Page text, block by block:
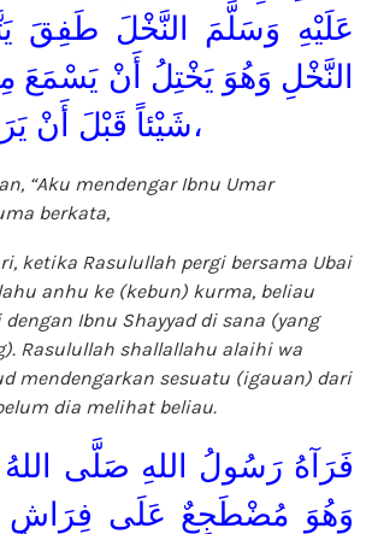
عَلَيْهِ وَسَلَّمَ النَّخْلَ طَفِقَ
النَّخْلِ وَهُوَ يَخْتِلُ أَنْ يَسْمَعَ
شَيْئاً قَبْلَ أَنْ يَرَاهُ ابْنُ صَيَّادٍ،
“Aku mendengar Ibnu Umar
berkata,
ketika Rasulullah pergi bersama Ubai
anhu ke (kebun) kurma, beliau
Ibnu Shayyad di sana (yang
Rasulullah shallallahu alaihi wa
mendengarkan sesuatu (igauan) dari
dia melihat beliau.
فَرَآهُ رَسُولُ اللهِ صَلَّى
وَهُوَ مُضْطَجِعٌ عَلَى فِرَاشٍ